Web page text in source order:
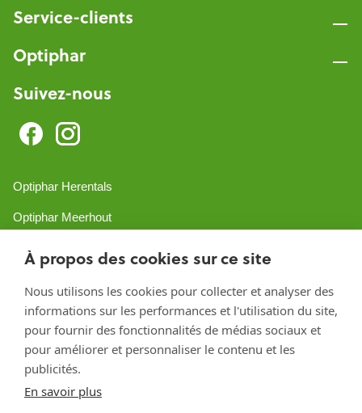
À propos des cookies sur ce site
Nous utilisons les cookies pour collecter et analyser des
informations sur les performances et l'utilisation du site,
pour fournir des fonctionnalités de médias sociaux et
pour améliorer et personnaliser le contenu et les
publicités.
En savoir plus
Service-clients
Optiphar
Suivez-nous
Optiphar Herentals
Optiphar Meerhout
Optiphar Geel - Dr. van de Perrestraat
Optiphar Turnhout
Optiphar Mol